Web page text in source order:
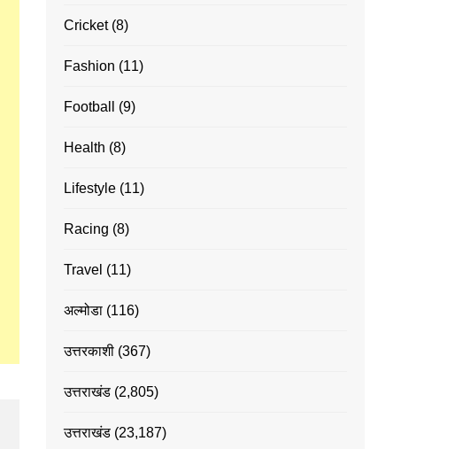
Cricket(8)
Fashion (11)
Football (9)
Health (8)
Lifestyle (11)
Racing (8)
Travel (11)
अल्मोडा (116)
उत्तरकाशी (367)
उत्तराखंड (2,805)
उत्तराखंड (23,187)